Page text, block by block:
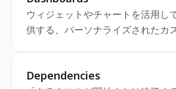
ウィジェットやチャートを活用し
供する、パーソナライズされたカ
Dependencies